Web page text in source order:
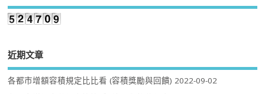
近期文章
各都市增額容積規定比比看 (容積獎勵與回饋) 2022-09-02